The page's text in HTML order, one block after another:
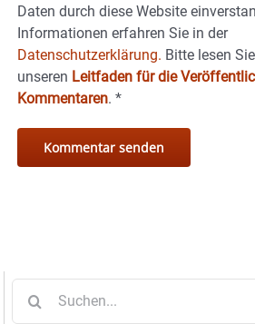
Daten durch diese Website
Informationen erfahren Sie in der
Datenschutzerklärung. Bitte lesen
unseren Leitfaden für die
Kommentaren. *
nach: